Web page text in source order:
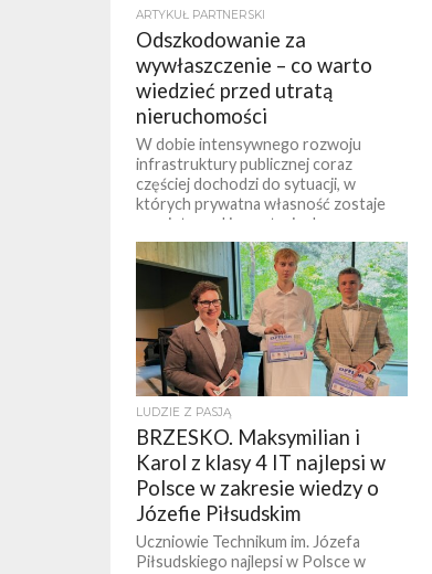
ARTYKUŁ PARTNERSKI
Odszkodowanie za
wywłaszczenie – co warto
wiedzieć przed utratą
nieruchomości
W dobie intensywnego rozwoju
infrastruktury publicznej coraz
częściej dochodzi do sytuacji, w
których prywatna własność zostaje
przejęta pod inwestycje drogowe,
kolejowe czy...
LUDZIE Z PASJĄ
BRZESKO. Maksymilian i
Karol z klasy 4 IT najlepsi w
Polsce w zakresie wiedzy o
Józefie Piłsudskim
Uczniowie Technikum im. Józefa
Piłsudskiego najlepsi w Polsce w